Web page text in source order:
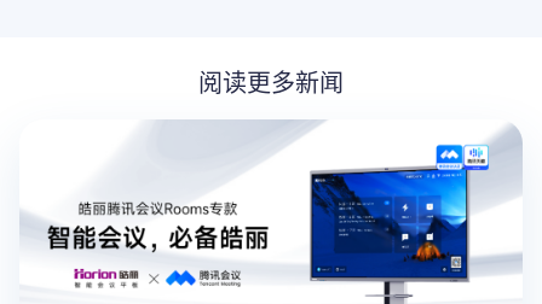
阅读更多新闻